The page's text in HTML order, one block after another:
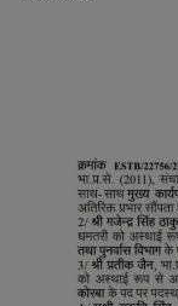
संपादकीय
लाइफ स्टाइल